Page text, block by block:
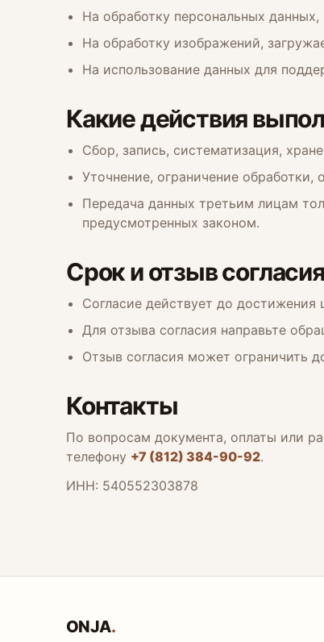
На обработку персональных
На обработку изображений,
На использование данных для
Какие действия
Сбор, запись, систематизация,
Уточнение, ограничение обработки,
Передача данных третьим лицам
предусмотренных законом.
Срок и отзыв согласия
Согласие действует до достижения
Для отзыва согласия направьте
Отзыв согласия может ограничить
Контакты
По вопросам документа, оплаты или
телефону +7 (812) 384-90-92.
ИНН: 540552303878
ONJA.